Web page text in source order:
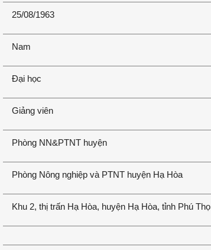
25/08/1963
Nam
Đại học
Giảng viên
Phòng NN&PTNT huyện
Phòng Nông nghiệp và PTNT huyện Hạ Hòa
Khu 2, thị trấn Hạ Hòa, huyện Hạ Hòa, tỉnh Phú Thọ